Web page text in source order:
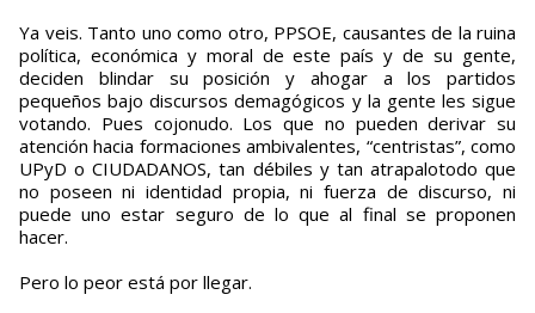
Ya veis. Tanto uno como otro, PPSOE, causantes de la ruina
política, económica y moral de este país y de su gente,
deciden blindar su posición y ahogar a los partidos
pequeños bajo discursos demagógicos y la gente les sigue
votando. Pues cojonudo. Los que no pueden derivar su
atención hacia formaciones ambivalentes, “centristas”, como
UPyD o CIUDADANOS, tan débiles y tan atrapalotodo que
no poseen ni identidad propia, ni fuerza de discurso, ni
puede uno estar seguro de lo que al final se proponen
hacer.
Pero lo peor está por llegar.